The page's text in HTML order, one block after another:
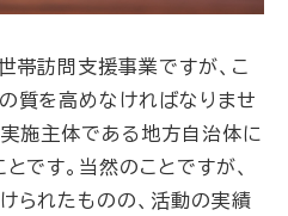
帯訪問支援事業ですが、こ
質を高めなければなりませ
実施主体である地方自治体に
です。当然のことですが、
られたものの、活動の実績